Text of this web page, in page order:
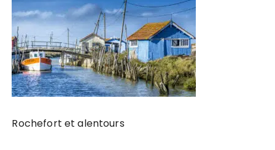
Rochefort et alentours